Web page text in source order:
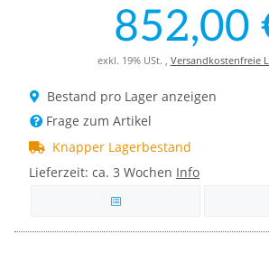
852,00
exkl. 19% USt. , Versandkostenfreie
Bestand pro Lager anzeigen
Frage zum Artikel
Knapper Lagerbestand
Lieferzeit: ca. 3 Wochen Info